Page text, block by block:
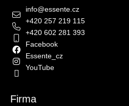
info@essente.cz
+420 257 219 115
+420 602 281 393
Facebook
Essente_cz
YouTube
Firma